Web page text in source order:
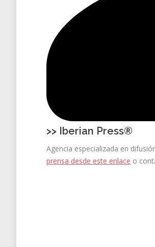
>> Iberian Press®
Agencia especializada en
prensa desde este enlace o